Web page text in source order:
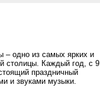
– одно из самых ярких и
столицы. Каждый год, с 9
праздничный
и звуками музыки.